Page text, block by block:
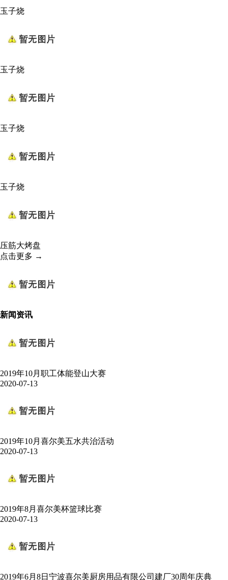
玉子烧
玉子烧
玉子烧
玉子烧
压筋大烤盘
点击更多 →
新闻资讯
2019年10月职工体能登山大赛
2020-07-13
2019年10月喜尔美五水共治活动
2020-07-13
2019年8月喜尔美杯篮球比赛
2020-07-13
2019年6月8日宁波喜尔美厨房用品有限公司建厂30周年庆典